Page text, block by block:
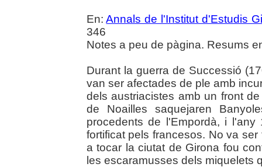
En:Annals de l'Institut d'Estudis
346
Notes a peu de pàgina. Resums
Durant la guerra de Successió
van ser afectades de ple amb
dels austriacistes amb un front
de Noailles saquejaren
procedents de l'Empordà, i
fortificat pels francesos. No va
a tocar la ciutat de Girona fou
les escaramusses dels miquelets